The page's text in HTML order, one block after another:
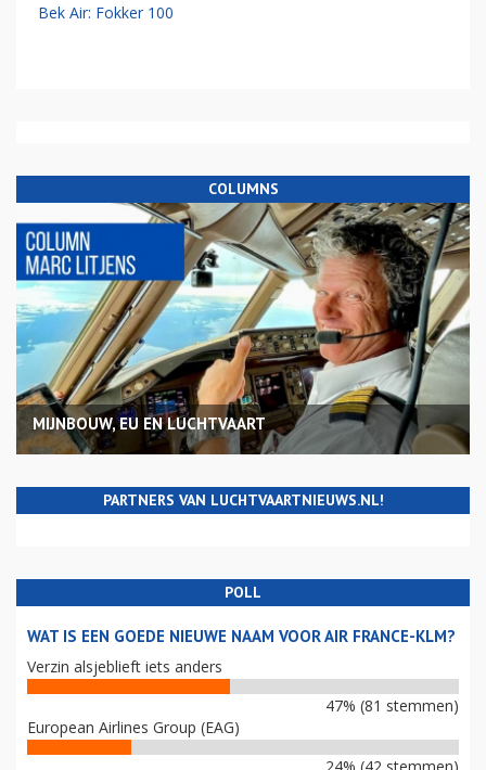
Bek Air: Fokker 100
COLUMNS
MIJNBOUW, EU EN LUCHTVAART
PARTNERS VAN LUCHTVAARTNIEUWS.NL!
POLL
WAT IS EEN GOEDE NIEUWE NAAM VOOR AIR FRANCE-KLM?
Verzin alsjeblieft iets anders
47% (81 stemmen)
European Airlines Group (EAG)